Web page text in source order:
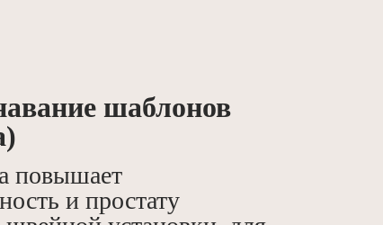
шаблонов
повышает
и простату